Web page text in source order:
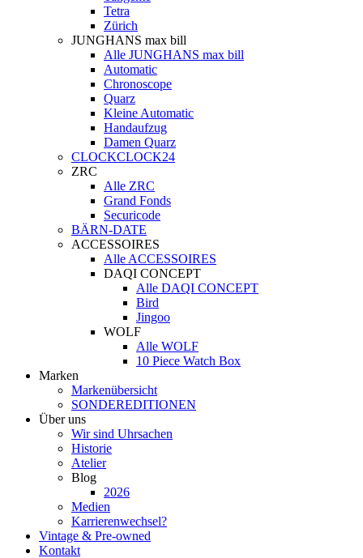
Tetra
Zürich
JUNGHANS max bill
Alle JUNGHANS max bill
Automatic
Chronoscope
Quarz
Kleine Automatic
Handaufzug
Damen Quarz
CLOCKCLOCK24
ZRC
Alle ZRC
Grand Fonds
Securicode
BÄRN-DATE
ACCESSOIRES
Alle ACCESSOIRES
DAQI CONCEPT
Alle DAQI CONCEPT
Bird
Jingoo
WOLF
Alle WOLF
10 Piece Watch Box
Marken
Markenübersicht
SONDEREDITIONEN
Über uns
Wir sind Uhrsachen
Historie
Atelier
Blog
2026
Medien
Karrierenwechsel?
Vintage & Pre-owned
Kontakt